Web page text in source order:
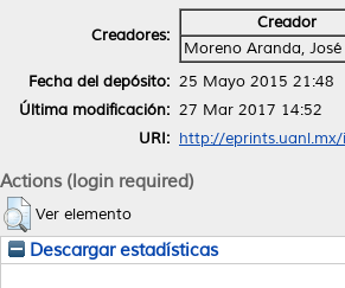
Creadores:
Creador
Moreno Aranda, José
Fecha del depósito: 25 Mayo 2015 21:48
Última modificación: 27 Mar 2017 14:52
URI: http://
Actions (login required)
Ver elemento
Descargar estadísticas